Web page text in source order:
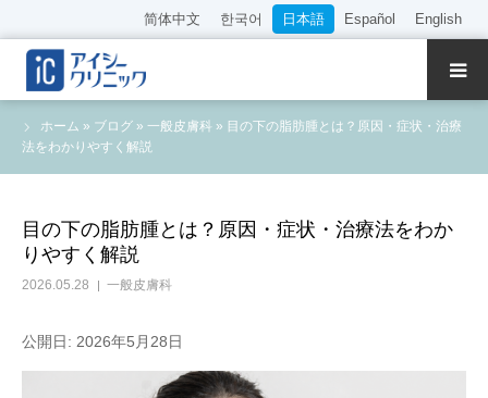
简体中文 한국어 日本語 Español English
ホーム » ブログ » 一般皮膚科 » 目の下の脂肪腫とは？原因・症状・治療
法をわかりやすく解説
目の下の脂肪腫とは？原因・症状・治療法をわか
りやすく解説
2026.05.28 一般皮膚科
公開日: 2026年5月28日
クリニック紹介
診療内容
WEB予約
料金表